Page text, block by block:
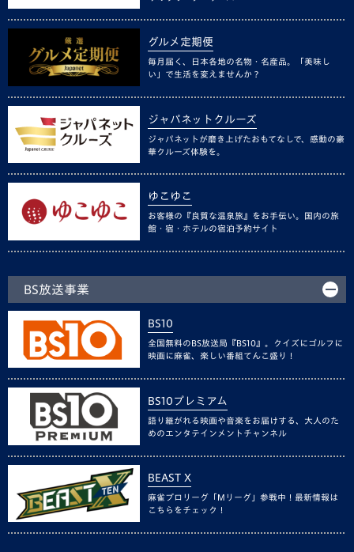
グルメ定期便
毎月届く、日本各地の名物・名産品。「美味し
い」で生活を変えませんか？
ジャパネットクルーズ
ジャパネットが磨き上げたおもてなしで、感動の豪
華クルーズ体験を。
ゆこゆこ
お客様の『良質な温泉旅』をお手伝い。国内の旅
館・宿・ホテルの宿泊予約サイト
BS放送事業
BS10
全国無料のBS放送局『BS10』。クイズにゴルフに
映画に麻雀、楽しい番組てんこ盛り！
BS10プレミアム
語り継がれる映画や音楽をお届けする、大人のた
めのエンタテインメントチャンネル
BEAST X
麻雀プロリーグ「Mリーグ」参戦中！最新情報は
こちらをチェック！